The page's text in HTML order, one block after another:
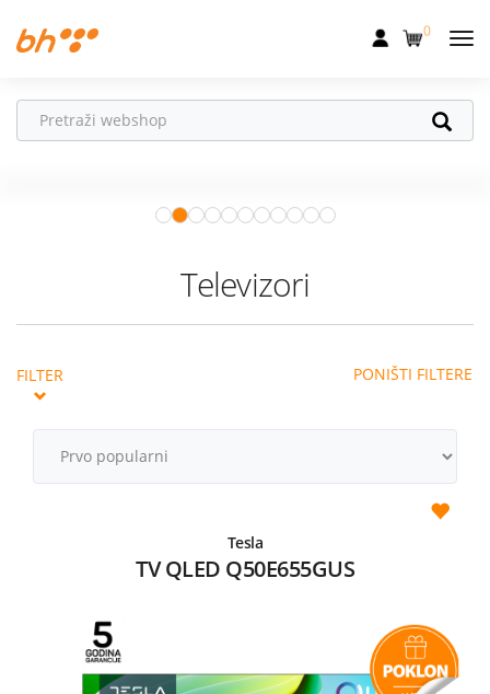
Fiksna
Akcije
Podrška
0
Ne propusti
od 04.08.–31.08. očekuju te
super pokloni!
Televizori
FILTER PONIŠTI FILTERE
Tesla
TV QLED Q50E655GUS